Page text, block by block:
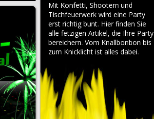
Mit Konfetti, Shootern und
Tischfeuerwerk wird eine Party
erst richtig bunt. Hier finden Sie
alle fetzigen Artikel, die Ihre Party
bereichern. Vom Knallbonbon bis
zum Knicklicht ist alles dabei.